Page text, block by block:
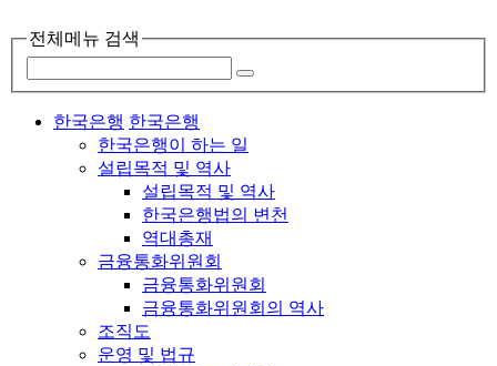
전체메뉴 검색
한국은행 한국은행
한국은행이 하는 일
설립목적 및 역사
설립목적 및 역사
한국은행법의 변천
역대총재
금융통화위원회
금융통화위원회
금융통화위원회의 역사
조직도
운영 및 법규